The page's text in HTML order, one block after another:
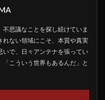
思議なことを探し続けていま
ない領域にこそ、本質や真実
で、日々アンテナを張ってい
こういう世界もあるんだ」と